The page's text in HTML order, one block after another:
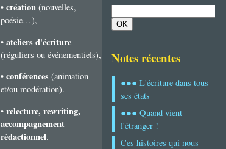
• création (nouvelles,
poésie…),
• ateliers d'écriture
(réguliers ou événementiels),
• conférences (animation
et/ou modération).
• relecture, rewriting,
accompagnement
rédactionnel.
Notes récentes
●●● L'écriture dans tous
ses états
●●● Quand vient
l'étranger !
Ces histoires qui nous